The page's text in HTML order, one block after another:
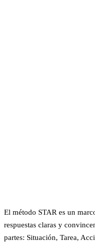
El método STAR es un
respuestas claras y
partes: Situación, Tarea,